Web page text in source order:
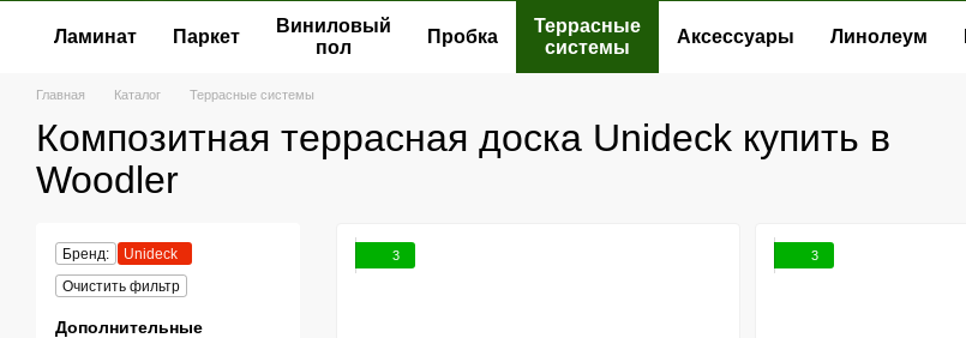
Ламинат Паркет
Виниловый
пол
Пробка
Террасные
системы
Аксессуары Линолеум
Главная Каталог Террасные системы
Композитная террасная доска Unideck купить в
Woodler
3 3
Бренд:
Unideck
Очистить фильтр
Дополнительные